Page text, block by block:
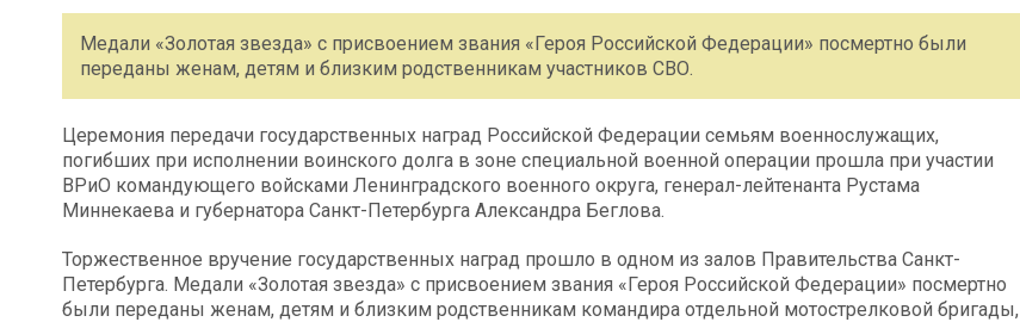
Медали «Золотая звезда» с присвоением звания «Героя Российской Федерации» посмертно были
переданы женам, детям и близким родственникам участников СВО.
Церемония передачи государственных наград Российской Федерации семьям военнослужащих,
погибших при исполнении воинского долга в зоне специальной военной операции прошла при участии
ВРиО командующего войсками Ленинградского военного округа, генерал-лейтенанта Рустама
Миннекаева и губернатора Санкт-Петербурга Александра Беглова.
Торжественное вручение государственных наград прошло в одном из залов Правительства Санкт-
Петербурга. Медали «Золотая звезда» с присвоением звания «Героя Российской Федерации» посмертно
были переданы женам, детям и близким родственникам командира отдельной мотострелковой бригады,